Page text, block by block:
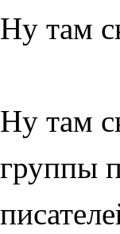
Ну там
Ну там
группы